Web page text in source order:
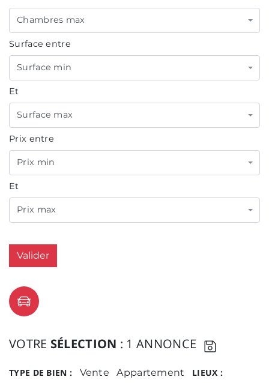
Chambres max
Surface entre
Surface min
Et
Surface max
Prix entre
Prix min
Et
Prix max
Valider
VOTRE SÉLECTION : 1 ANNONCE
TYPE DE BIEN : Vente Appartement
LIEUX :